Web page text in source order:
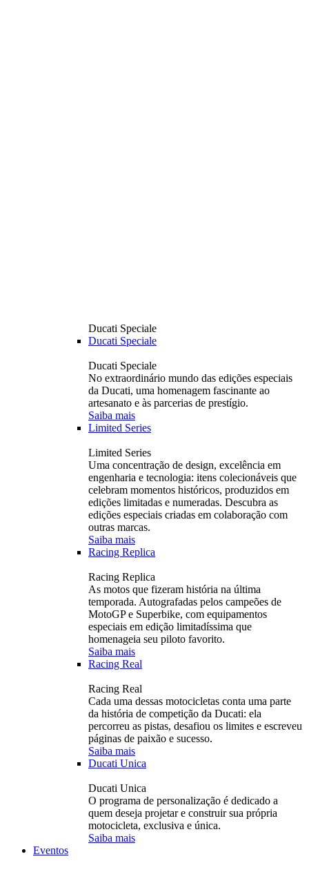
Ducati Speciale
Ducati Speciale
Ducati Speciale
No extraordinário mundo das edições especiais
da Ducati, uma homenagem fascinante ao
artesanato e às parcerias de prestígio.
Saiba mais
Limited Series
Limited Series
Uma concentração de design, excelência em
engenharia e tecnologia: itens colecionáveis ​​que
celebram momentos históricos, produzidos em
edições limitadas e numeradas. Descubra as
edições especiais criadas em colaboração com
outras marcas.
Saiba mais
Racing Replica
Racing Replica
As motos que fizeram história na última
temporada. Autografadas pelos campeões de
MotoGP e Superbike, com equipamentos
especiais em edição limitadíssima que
homenageia seu piloto favorito.
Saiba mais
Racing Real
Racing Real
Cada uma dessas motocicletas conta uma parte
da história de competição da Ducati: ela
percorreu as pistas, desafiou os limites e escreveu
páginas de paixão e sucesso.
Saiba mais
Ducati Unica
Ducati Unica
O programa de personalização é dedicado a
quem deseja projetar e construir sua própria
motocicleta, exclusiva e única.
Saiba mais
Eventos